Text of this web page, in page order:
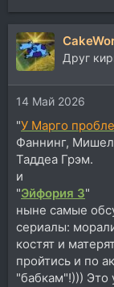
Друг
14 Май 2026
"У Марго
Фаннинг,
Таддеа Грэм.
и
"Эйфория 3"
ныне самые
сериалы:
костят и
пройтись и по
"бабкам"!))) Это